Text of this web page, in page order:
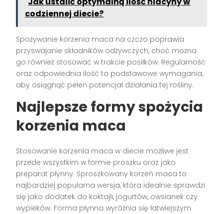
codziennej diecie?
Spożywanie korzenia maca na czczo poprawia
przyswajanie składników odżywczych, choć można
go również stosować w trakcie posiłków. Regularność
oraz odpowiednia ilość to podstawowe wymagania,
aby osiągnąć pełen potencjał działania tej rośliny.
Najlepsze formy spożycia
korzenia maca
Stosowanie korzenia maca w diecie możliwe jest
przede wszystkim w formie proszku oraz jako
preparat płynny. Sproszkowany korzeń maca to
najbardziej popularna wersja, która idealnie sprawdzi
się jako dodatek do koktajli, jogurtów, owsianek czy
wypieków. Forma płynna wyróżnia się łatwiejszym